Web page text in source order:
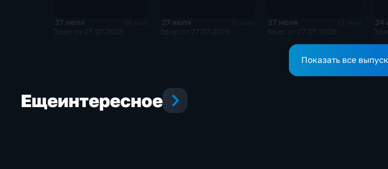
27 июля 27 июля 27 июля 24
Показать все
Ещеинтересное